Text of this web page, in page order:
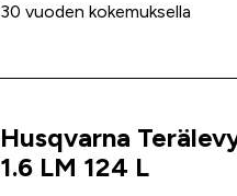
30 vuoden kokemuksella
Tuoteinfo
Husqvarna
1.6 LM 124 L